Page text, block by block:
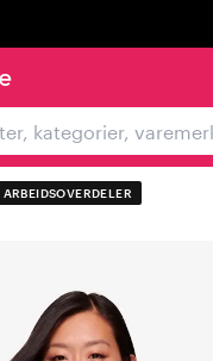
ARBEIDSOVERDELER